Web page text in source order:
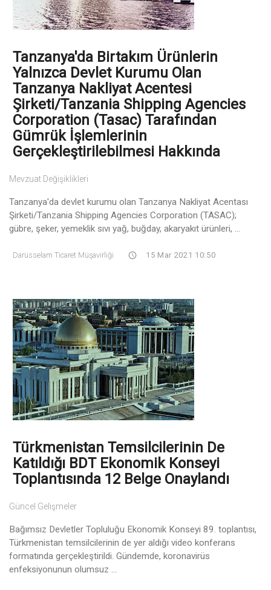
Tanzanya'da Birtakım Ürünlerin
Yalnızca Devlet Kurumu Olan
Tanzanya Nakliyat Acentesi
Şirketi/Tanzania Shipping Agencies
Corporation (Tasac) Tarafından
Gümrük İşlemlerinin
Gerçekleştirilebilmesi Hakkında
Mevzuat Değişiklikleri
Tanzanya'da devlet kurumu olan Tanzanya Nakliyat Acentası
Şirketi/Tanzania Shipping Agencies Corporation (TASAC);
gübre, şeker, yemeklik sıvı yağ, buğday, akaryakıt ürünleri, ...
Darüsselam Ticaret Müşavirliği 15 Mar 2021 10:50
Türkmenistan Temsilcilerinin De
Katıldığı BDT Ekonomik Konseyi
Toplantısında 12 Belge Onaylandı
Güncel Gelişmeler
Bağımsız Devletler Topluluğu Ekonomik Konseyi 89. toplantısı,
Türkmenistan temsilcilerinin de yer aldığı video konferans
formatında gerçekleştirildi. Gündemde, koronavirüs
enfeksiyonunun olumsuz ...